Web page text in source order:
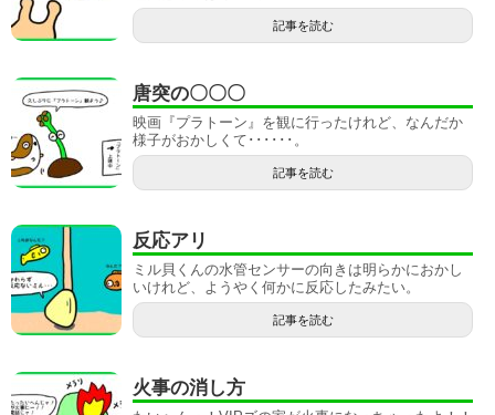
記事を読む
唐突の〇〇〇
映画『プラトーン』を観に行ったけれど、なんだか
様子がおかしくて･･････。
記事を読む
反応アリ
ミル貝くんの水管センサーの向きは明らかにおかし
いけれど、ようやく何かに反応したみたい。
記事を読む
火事の消し方